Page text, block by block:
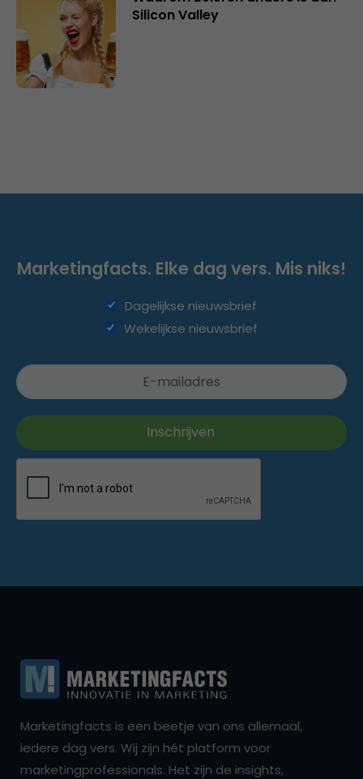
Silicon Valley
Marketingfacts. Elke dag vers. Mis niks!
Dagelijkse nieuwsbrief
Wekelijkse nieuwsbrief
Marketingfacts is een beetje van ons allemaal,
iedere dag vers. Wij zijn hét platform voor
marketingprofessionals. Het zijn de insights,